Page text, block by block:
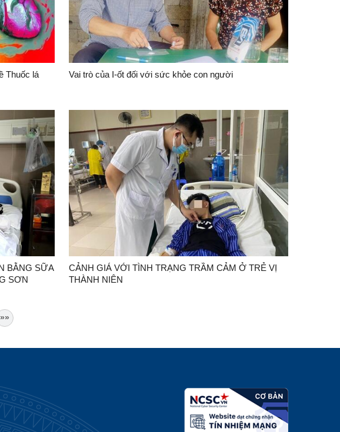
Thuốc lá Vai trò của I-ốt đối với sức khỏe con người
BẰNG SỮA
SƠN
CẢNH GIÁ VỚI TÌNH TRẠNG TRẦM CẢM Ở TRẺ VỊ
THÀNH NIÊN
»»